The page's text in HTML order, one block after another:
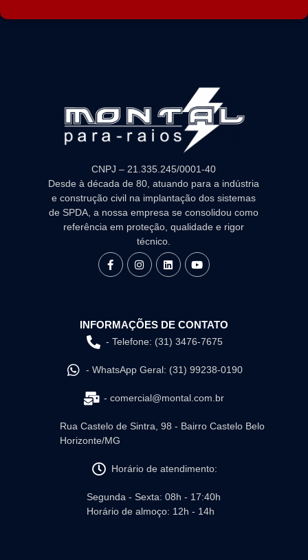
CNPJ – 21.335.245/0001-40
Desde à década de 80, atuando para a indústria
e construção civil na implantação dos sistemas
de SPDA, a nossa empresa se consolidou como
referência em proteção, qualidade e rigor
técnico.
INFORMAÇÕES DE CONTATO
- Telefone: (31) 3476-7675
- WhatsApp Geral: (31) 99238-0190
- comercial@montal.com.br
Rua Castelo de Sintra, 98 - Bairro Castelo Belo
Horizonte/MG
Horário de atendimento:
Segunda - Sexta: 08h - 17:40h
Horário de almoço: 12h - 14h